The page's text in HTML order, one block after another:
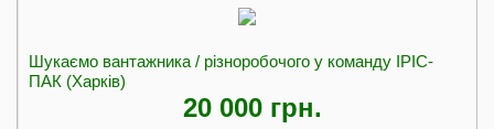
Шукаємо вантажника / різноробочого у команду ІРІС-
ПАК (Харків)
20 000 грн.